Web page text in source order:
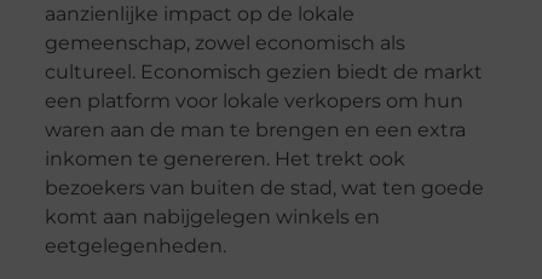
aanzienlijke impact op de lokale
gemeenschap, zowel economisch als
cultureel. Economisch gezien biedt de markt
een platform voor lokale verkopers om hun
waren aan de man te brengen en een extra
inkomen te genereren. Het trekt ook
bezoekers van buiten de stad, wat ten goede
komt aan nabijgelegen winkels en
eetgelegenheden.